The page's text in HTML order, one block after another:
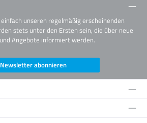
unseren regelmäßig erscheinenden
stets unter den Ersten sein, die über neue
Angebote informiert werden.
Newsletter abonnieren